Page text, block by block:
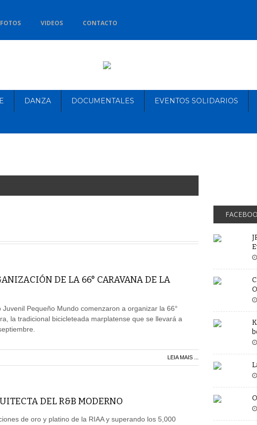
VIDEOS CONTACTO
DANZA DOCUMENTALES EVENTOS SOLIDARIOS
DE LA 66° CARAVANA DE LA
Pequeño Mundo comenzaron a organizar la 66°
la tradicional bicicleteada marplatense que se llevará a
LEIA MAIS ...
DEL R&B MODERNO
de oro y platino de la RIAA y superando los 5,000